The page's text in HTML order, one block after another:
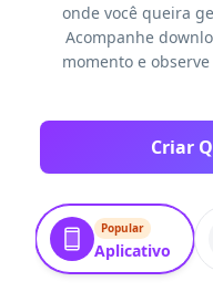
onde você queira
Acompanhe
momento e
Criar
Popular
Aplicativo